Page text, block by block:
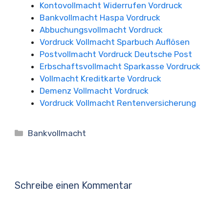
Kontovollmacht Widerrufen Vordruck
Bankvollmacht Haspa Vordruck
Abbuchungsvollmacht Vordruck
Vordruck Vollmacht Sparbuch Auflösen
Postvollmacht Vordruck Deutsche Post
Erbschaftsvollmacht Sparkasse Vordruck
Vollmacht Kreditkarte Vordruck
Demenz Vollmacht Vordruck
Vordruck Vollmacht Rentenversicherung
Kategorien
Bankvollmacht
Schreibe einen Kommentar